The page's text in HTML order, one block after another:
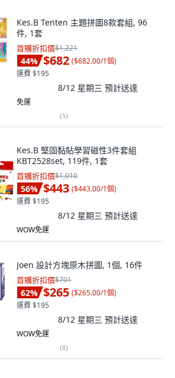
Kes.B Tenten 主題拼圖8款套組, 96
件, 1套
首購折扣價$1,221
44% $682 ($682.00/1個)
運費 $195
8/12 星期三 預計送達
免運
(5)
Kes.B 堅固黏貼學習磁性3件套組
KBT2528set, 119件, 1套
首購折扣價$1,010
56% $443 ($443.00/1個)
運費 $195
8/12 星期三 預計送達
WOW免運
Joen 設計方塊原木拼圖, 1個, 16件
首購折扣價$701
62% $265 ($265.00/1個)
運費 $195
8/12 星期三 預計送達
WOW免運
(8)